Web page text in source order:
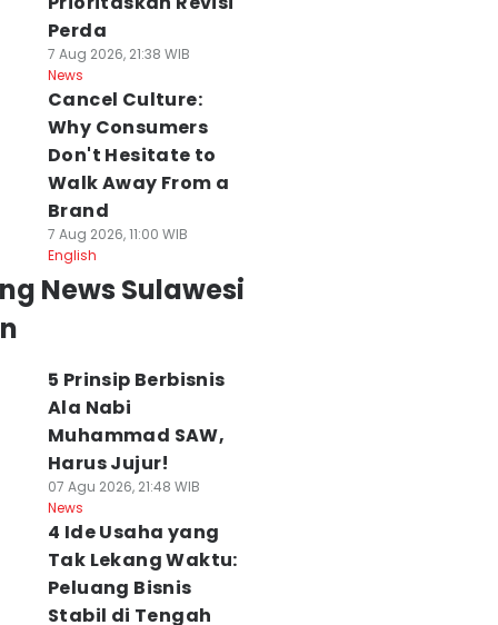
Perda
7 Aug 2026, 21:38 WIB
News
Cancel Culture:
Why Consumers
Don't Hesitate to
Walk Away From a
Brand
7 Aug 2026, 11:00 WIB
English
News Sulawesi
5 Prinsip Berbisnis
Ala Nabi
Muhammad SAW,
Harus Jujur!
07 Agu 2026, 21:48 WIB
News
4 Ide Usaha yang
Tak Lekang Waktu:
Peluang Bisnis
Stabil di Tengah